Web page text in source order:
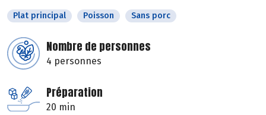
Plat principal Poisson Sans porc
Nombre de personnes
4 personnes
Préparation
20 min